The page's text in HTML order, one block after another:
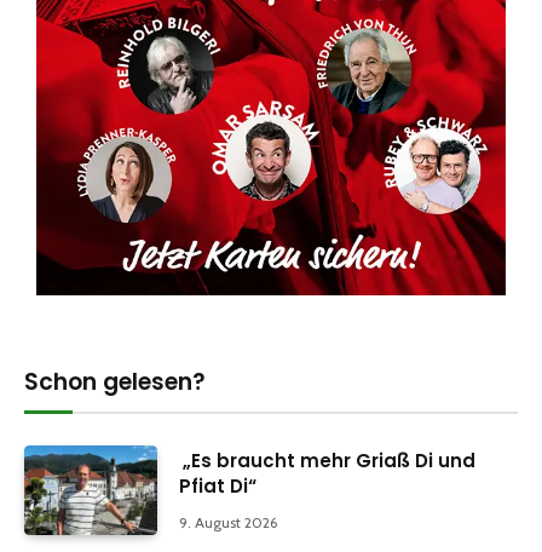
Schon gelesen?
„Es braucht mehr Griaß Di und
Pfiat Di“
9. August 2026